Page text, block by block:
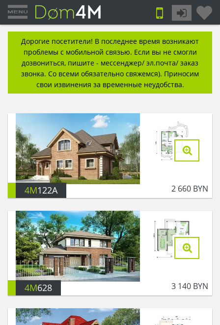
Дорогие посетители! В последнее время возникают
проблемы с мобильной связью. Если вы не смогли
дозвониться, пишите - мессенджер/ эл.почта/ заказ
звонка. Со всеми обязательно свяжемся). Приносим
свои извинения за временные неудобства.
4M122A 2 660 BYN
4M628 3 140 BYN